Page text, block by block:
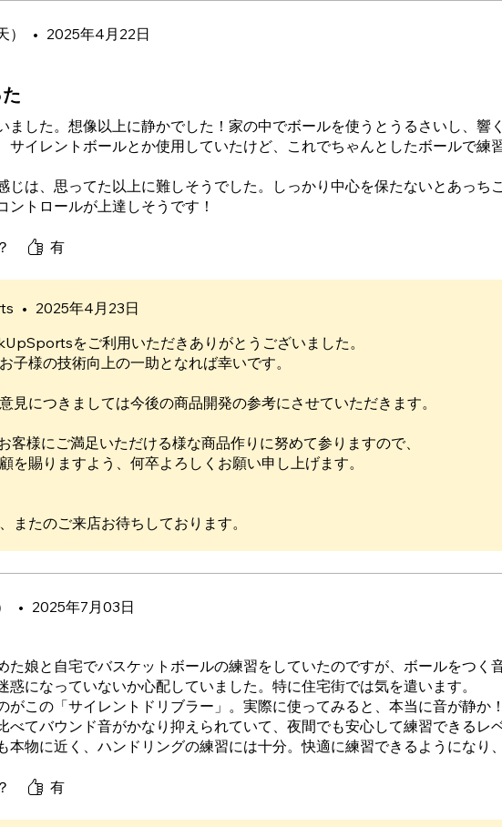
• 2025年4月22日
5 顆星）。
ました。想像以上に静かでした！家の中でボールを使うとうるさいし、響
サイレントボールとか使用していたけど、これでちゃんとしたボールで練
じは、思ってた以上に難しそうでした。しっかり中心を保たないとあっち
ントロールが上達しそうです！
よかったー！たくさん練習して、上達できたらいいなー！
有
• 2025年4月23日
をご利用いただきありがとうございました。
子様の技術向上の一助となれば幸いです。
見につきましては今後の商品開発の参考にさせていただきます。
客様にご満足いただける様な商品作りに努めて参りますので、
を賜りますよう、何卒よろしくお願い申し上げます。
またのご来店お待ちしております。
• 2025年7月03日
5 顆星）。
た娘と自宅でバスケットボールの練習をしていたのですが、ボールをつく
惑になっていないか心配していました。特に住宅街では気を遣います。
がこの「サイレントドリブラー」。実際に使ってみると、本当に音が静か
べてバウンド音がかなり抑えられていて、夜間でも安心して練習できるレ
本物に近く、ハンドリングの練習には十分。快適に練習できるようになり
有